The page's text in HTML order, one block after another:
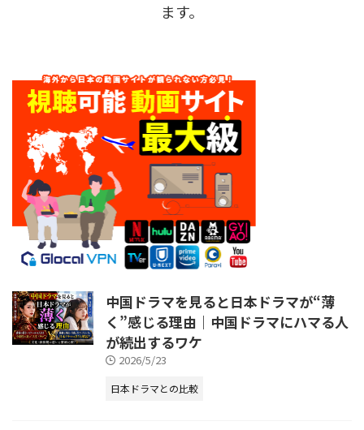
ます。
中国ドラマを見ると日本ドラマが“薄
く”感じる理由｜中国ドラマにハマる人
が続出するワケ
2026/5/23
日本ドラマとの比較